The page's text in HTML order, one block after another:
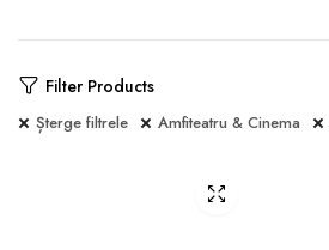
Filter Products
Șterge filtrele Amfiteatru & Cinema